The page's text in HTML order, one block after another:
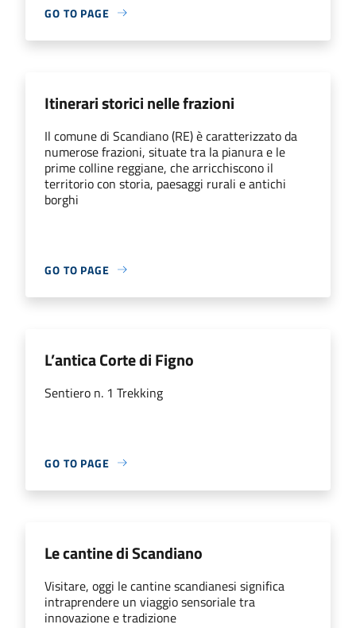
GO TO PAGE
Itinerari storici nelle frazioni
Il comune di Scandiano (RE) è caratterizzato da
numerose frazioni, situate tra la pianura e le
prime colline reggiane, che arricchiscono il
territorio con storia, paesaggi rurali e antichi
borghi
GO TO PAGE
L’antica Corte di Figno
Sentiero n. 1 Trekking
GO TO PAGE
Le cantine di Scandiano
Visitare, oggi le cantine scandianesi significa
intraprendere un viaggio sensoriale tra
innovazione e tradizione